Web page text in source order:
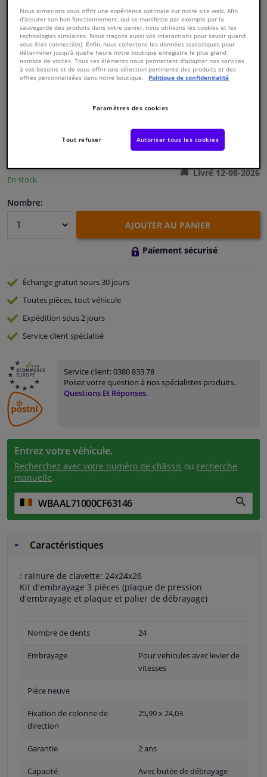
Fenêtres & accessoires
Intérieur & ameublement
Camping-car, moto & vélo
Promotions et réductions
Numéro de produit d'origine:0175561
En stock
Livré 12-08-2026
Nombre:
AJOUTER AU PANIER
Paiement sécurisé
Échange gratuitsours 30 jours
Toutes pièces, tout véhicule
Expédition sous 2 jours
Serviceclient spécialisé
Service client:0380 833 78
Posez votre question à nos spécialistes produits.
Questions Et Réponses.
Entrez votre véhicule.
Recherchez avec votre numéro de châssis ou recherche
manuelle.
Caractéristiques
: rainure de clavette: 24x24x26
Kit d'embrayage 3 pièces (plaque de pression
d'embrayage et plaque et palier de débrayage)
Nombre de dents 24
Embrayage
Pour vehicules avec levier de
vitesses
Pièce neuve
Fixation de colonne de
direction
25,99 x 24,03
Garantie 2 ans
Capacité Avec butée de débrayage
Nous aimerions vous offrir une expérience optimale sur notre site web. Afin
d'assurer son bon fonctionnement, qui se manifeste par exemple par la
sauvegarde des produits dans votre panier, nous utilisons les cookies et les
technologies similaires. Nous traçons aussi vos interactions pour savoir quand
vous êtes connecté(e). Enfin, nous collectons les données statistiques pour
déterminer jusqu'à quelle heure notre boutique enregistre le plus grand
nombre de visites. Tous ces éléments nous permettent d'adapter nos services
à vos besoins et de vous offrir une sélection pertinente des produits et des
offres personnalisées dans notre boutique.
Politique de confidentialité
Paramètres des cookies
Tout refuser Autoriser tous les cookies